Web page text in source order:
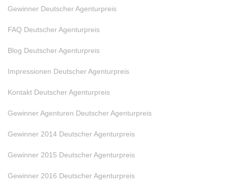
Gewinner Deutscher Agenturpreis
FAQ Deutscher Agenturpreis
Blog Deutscher Agenturpreis
Impressionen Deutscher Agenturpreis
Kontakt Deutscher Agenturpreis
Gewinner Agenturen Deutscher Agenturpreis
Gewinner 2014 Deutscher Agenturpreis
Gewinner 2015 Deutscher Agenturpreis
Gewinner 2016 Deutscher Agenturpreis